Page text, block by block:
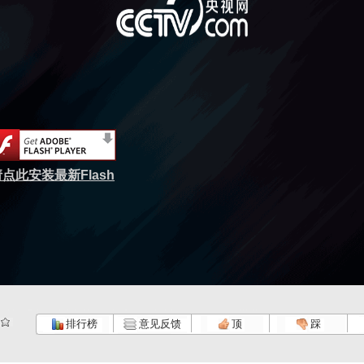
点此安装最新Flash
排行榜 意见反馈 顶 踩